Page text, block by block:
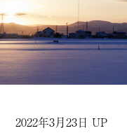
2022年3月23日 UP